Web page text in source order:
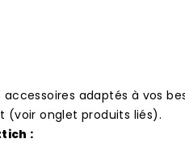
adaptés à vos
(voir onglet produits liés).
: